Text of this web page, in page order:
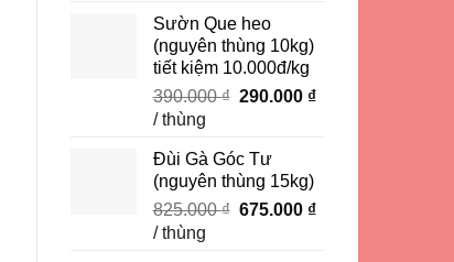
là:
2.900.000 ₫.
tại
là:
2.700.000 ₫.
Sườn Que heo
(nguyên thùng 10kg)
tiết kiệm 10.000đ/kg
390.000₫ Giá
390.000 ₫.
290.000 ₫Giá
/ thùng
Đùi Gà Góc Tư
(nguyên thùng 15kg)
825.000₫ Giá
675.000 ₫Giá
/ thùng